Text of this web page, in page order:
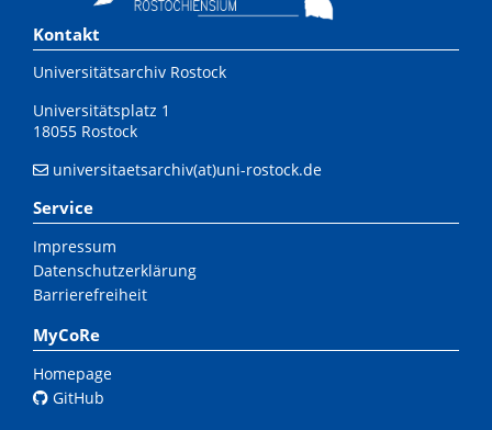
Kontakt
Universitätsarchiv Rostock
Universitätsplatz 1
18055 Rostock
universitaetsarchiv(at)uni-rostock.de
Service
Impressum
Datenschutzerklärung
Barrierefreiheit
MyCoRe
Homepage
GitHub